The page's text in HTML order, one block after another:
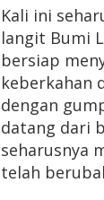
Kali ini
langit Bumi
bersiap
keberkahan
dengan
datang dari
seharusnya
telah